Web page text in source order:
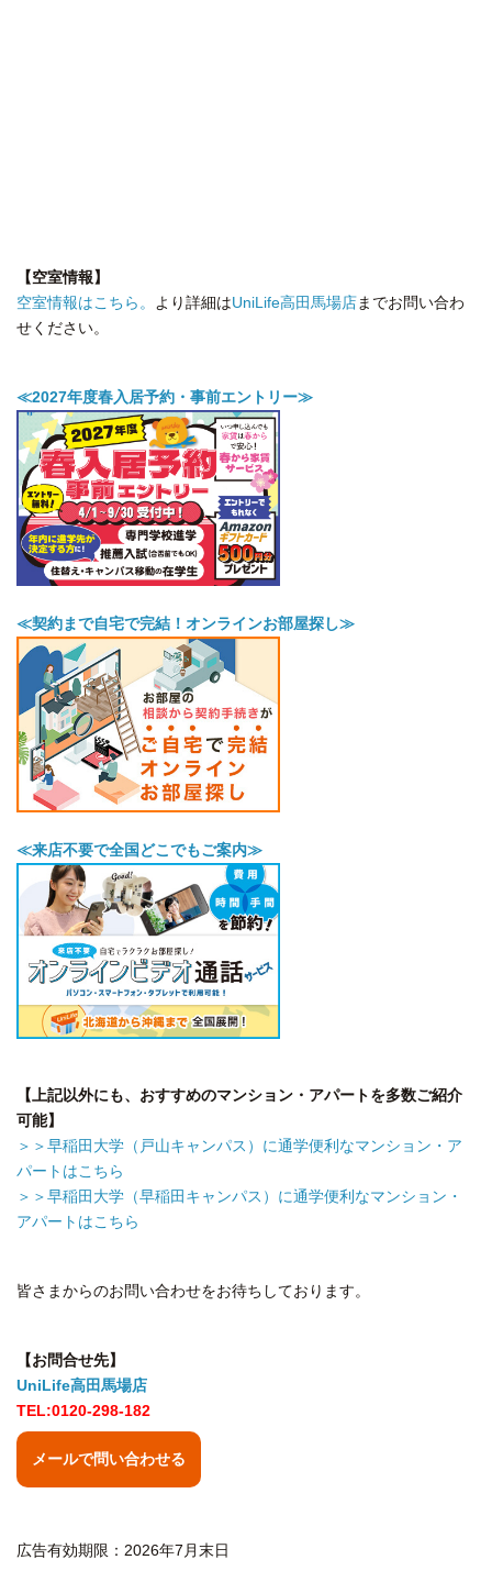
【空室情報】
空室情報はこちら。 より詳細はUniLife高田馬場店までお問い合わ
せください。
≪2027年度春入居予約・事前エントリー≫
≪契約まで自宅で完結！オンラインお部屋探し≫
≪来店不要で全国どこでもご案内≫
【上記以外にも、おすすめのマンション・アパートを多数ご紹介
可能】
＞＞早稲田大学（戸山キャンパス）に通学便利なマンション・ア
パートはこちら
＞＞早稲田大学（早稲田キャンパス）に通学便利なマンション・
アパートはこちら
皆さまからのお問い合わせをお待ちしております。
【お問合せ先】
UniLife高田馬場店
TEL:0120-298-182
メールで問い合わせる
広告有効期限：2026年7月末日